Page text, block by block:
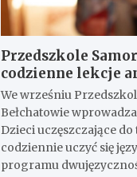
Przedszkole
codzienne lekcje
We wrześniu
Bełchatowie
Dzieci uczęszczające
codziennie uczyć się
programu